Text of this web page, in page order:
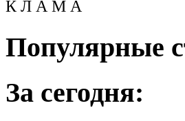
К Л А М А
Популярные
За сегодня: